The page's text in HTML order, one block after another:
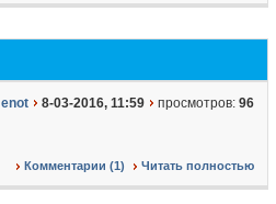
enot 8-03-2016, 11:59 просмотров: 96
Комментарии (1) Читать полностью